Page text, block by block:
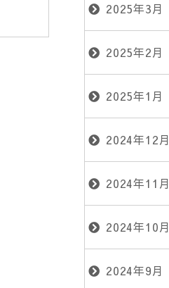
2025年3月
2025年2月
2025年1月
2024年12月
2024年11月
2024年10月
2024年9月